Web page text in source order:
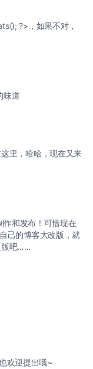
?>，如果不对，
味道
里，哈哈，现在又来
和发布！可惜现在
己的博客大改版，就
改良版吧……
欢迎提出哦~